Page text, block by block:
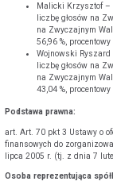
Malicki Krzysztof –
liczbę głosów na
na Zwyczajnym
56,96 %,
Wojnowski
liczbę głosów na
na Zwyczajnym
43,04 %,
Podstawa prawna:
art. Art. 70 pkt 3 Ustawy o
finansowych do
lipca 2005 r. (tj. z dnia 7
Osoba reprezentująca